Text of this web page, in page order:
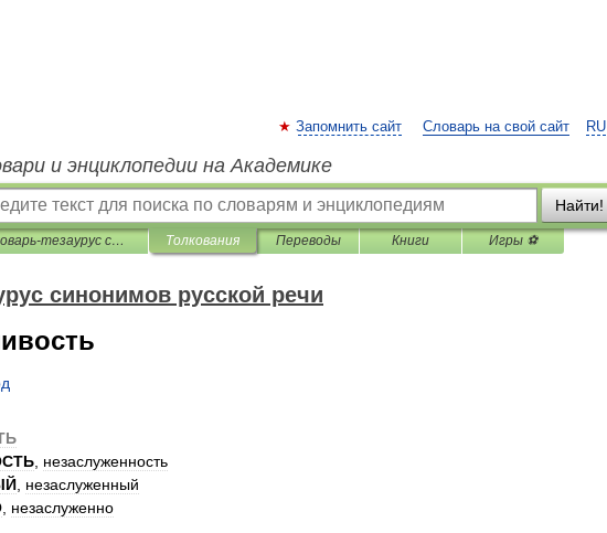
RU
Запомнить сайт Словарь на свой сайт
и энциклопедии на Академике
Найти!
Словарь-тезаурус синонимов русской речи Толкования Переводы Книги Игры ⚽
синонимов русской речи
незаслуженность
незаслуженный
незаслуженно